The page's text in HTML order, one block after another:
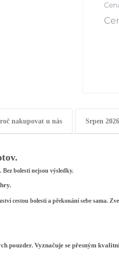
nakupovat u nás Srpen 2026
bolesti nejsou výsledky.
cestou bolesti a překonání sebe sama.
pouzder. Vyznačuje se přesným